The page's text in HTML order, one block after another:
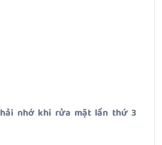
nhớ khi rửa mặt lần thứ 3